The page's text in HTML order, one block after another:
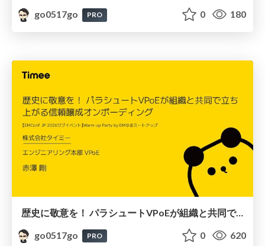
go0517go PRO 0 180
歴史に敬意を！ パラシュートVPoEが組織と共同で立ち上がる信頼醸成オンボーディング
go0517go
PRO 0 620